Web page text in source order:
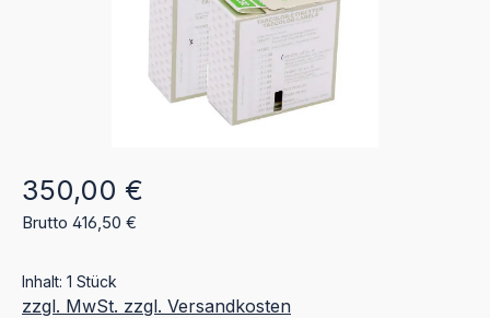
Regulärer Preis:
350,00 €
Brutto 416,50 €
Inhalt: 1 Stück
zzgl. MwSt. zzgl. Versandkosten